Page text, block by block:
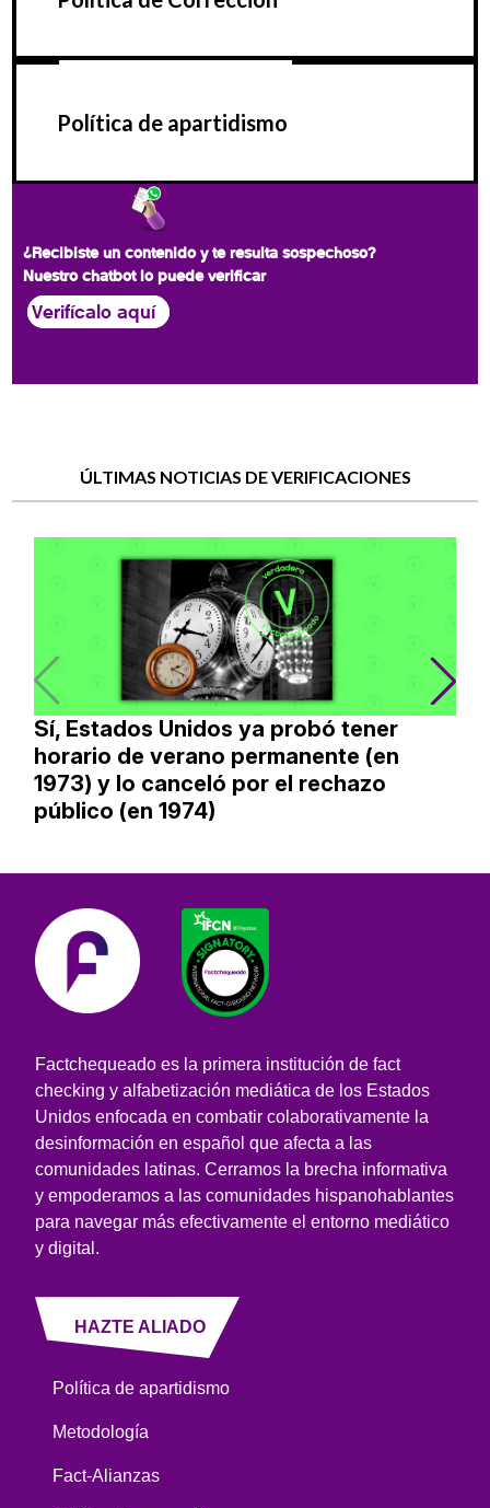
Política de apartidismo
¿Recibiste un contenido y te resulta sospechoso?
Nuestro chatbot lo puede verificar
Verifícalo aquí
ÚLTIMAS NOTICIAS DE VERIFICACIONES
Sí, Estados Unidos ya probó tener
horario de verano permanente (en
1973) y lo canceló por el rechazo
público (en 1974)
Factchequeado es la primera institución de fact
checking y alfabetización mediática de los Estados
Unidos enfocada en combatir colaborativamente la
desinformación en español que afecta a las
comunidades latinas. Cerramos la brecha informativa
y empoderamos a las comunidades hispanohablantes
para navegar más efectivamente el entorno mediático
y digital.
HAZTE ALIADO
Política de apartidismo
Metodología
Fact-Alianzas